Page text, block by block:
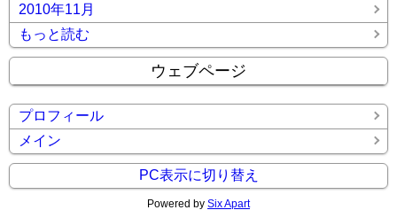
2010年11月
もっと読む
ウェブページ
プロフィール
メイン
PC表示に切り替え
Powered by Six Apart